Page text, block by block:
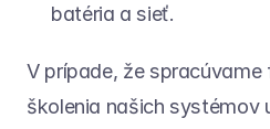
batéria a sieť.
V prípade, že
školenia našich systémov